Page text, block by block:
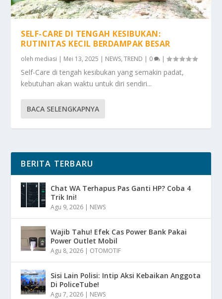
SELF-CARE DI TENGAH KESIBUKAN:
RUTINITAS KECIL BERDAMPAK BESAR
oleh mediasi | Mei 13, 2025 | NEWS,TREND | 0 |
Self-Care di tengah kesibukan yang semakin padat,
kebutuhan akan waktu untuk diri sendiri...
BACA SELENGKAPNYA
BERITA TERBARU
Chat WA Terhapus Pas Ganti HP? Coba 4
Trik Ini!
Agu 9, 2026 | NEWS
Wajib Tahu! Efek Cas Power Bank Pakai
Power Outlet Mobil
Agu 8, 2026 | OTOMOTIF
Sisi Lain Polisi: Intip Aksi Kebaikan Anggota
Di PoliceTube!
Agu 7, 2026 | NEWS